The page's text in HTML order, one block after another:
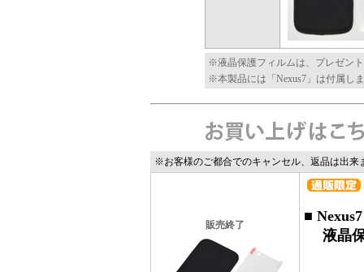
※液晶保護フィルムは、プレゼン
※本製品には「Nexus7」は付属し
※お客様のご都合でのキャンセル、返品は出来
販売終了
■
液晶保